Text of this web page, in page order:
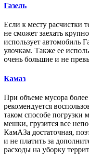
Газель
Если к месту расчистки
не сможет заехать
использует автомобиль
улочкам. Также ее
очень большие и не
Камаз
При объеме мусора
рекомендуется
таком способе погрузки
мешки, грузится все
КамАЗа достаточная,
и не платить за
расходы на уборку